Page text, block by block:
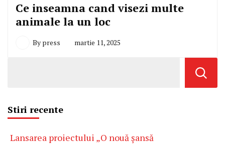
Ce inseamna cand visezi multe
animale la un loc
By press martie 11, 2025
Stiri recente
Lansarea proiectului „O nouă șansă